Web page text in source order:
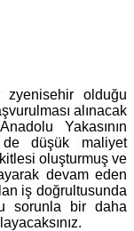
olduğu
alınacak
Yakasının
de düşük maliyet
oluşturmuş ve
devam eden
iş doğrultusunda
sorunla bir daha